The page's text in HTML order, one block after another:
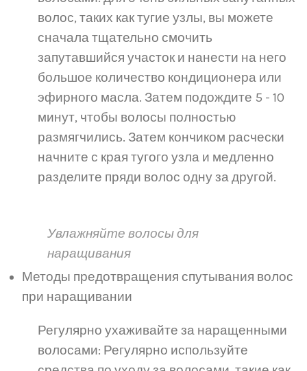
волос, таких как тугие узлы, вы можете
сначала тщательно смочить
запутавшийся участок и нанести на него
большое количество кондиционера или
эфирного масла. Затем подождите 5 - 10
минут, чтобы волосы полностью
размягчились. Затем кончиком расчески
начните с края тугого узла и медленно
разделите пряди волос одну за другой.
Увлажняйте волосы для
наращивания
Методы предотвращения спутывания волос
при наращивании
Регулярно ухаживайте за наращенными
волосами: Регулярно используйте